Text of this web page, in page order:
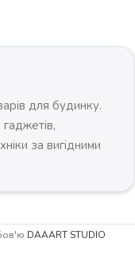
для будинку.
за вигідними
DAAART STUDIO